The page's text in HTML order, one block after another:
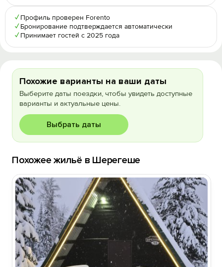
✓ Профиль проверен Forento
✓ Бронирование подтверждается автоматически
✓ Принимает гостей с 2025 года
Похожие варианты на ваши даты
Выберите даты поездки, чтобы увидеть доступные
варианты и актуальные цены.
Выбрать даты
Похожее жильё в Шерегеше